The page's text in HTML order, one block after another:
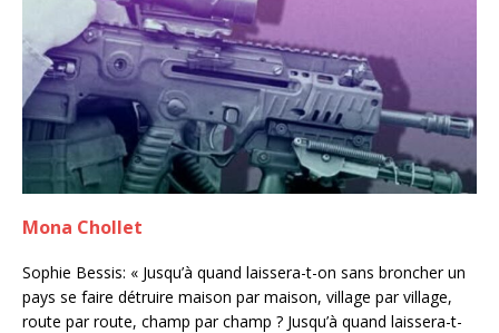
Mona Chollet
Sophie Bessis: « Jusqu’à quand laissera-t-on sans broncher un
pays se faire détruire maison par maison, village par village,
route par route, champ par champ ? Jusqu’à quand laissera-t-